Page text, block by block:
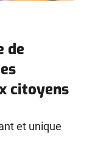
de
citoyens
et unique